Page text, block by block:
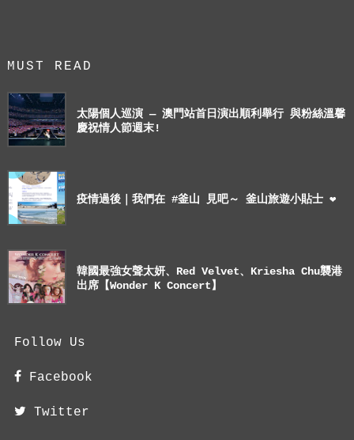
MUST READ
太陽個人巡演 — 澳門站首日演出順利舉行 與粉絲溫馨
慶祝情人節週末!
疫情過後｜我們在 #釜山 見吧～ 釜山旅遊小貼士 ❤
韓國最強女聲太妍、Red Velvet、Kriesha Chu襲港
出席【Wonder K Concert】
Follow Us
Facebook
Twitter